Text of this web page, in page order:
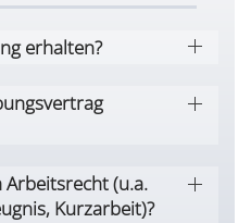
erhalten?
Arbeitsrecht (u.a.
Kurzarbeit)?